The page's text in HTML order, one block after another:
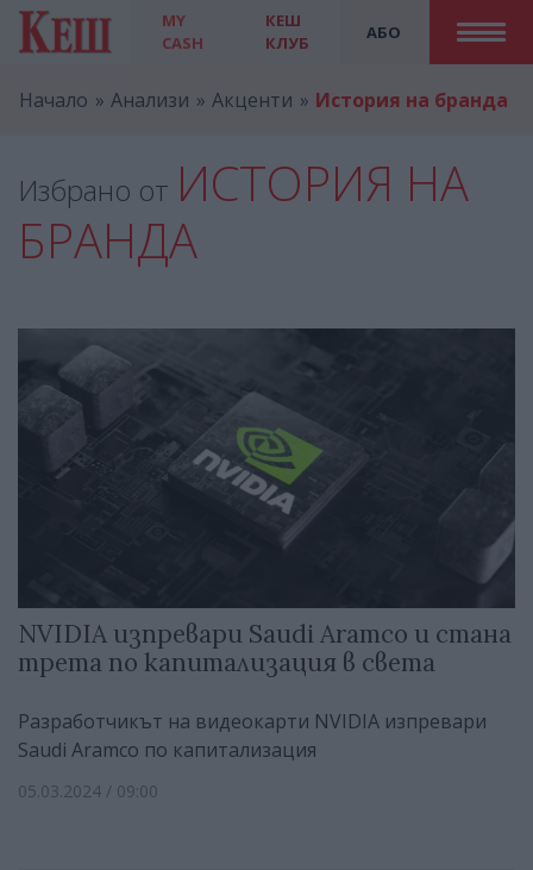
MY
CASH
АБО
КЕШ
КЛУБ
Начало Анализи Акценти История на бранда
Избрано от ИСТОРИЯ НА
БРАНДА
NVIDIA изпревари Saudi Aramco и стана
трета по капитализация в света
Разработчикът на видеокарти NVIDIA изпревари
Saudi Aramco по капитализация
05.03.2024 / 09:00